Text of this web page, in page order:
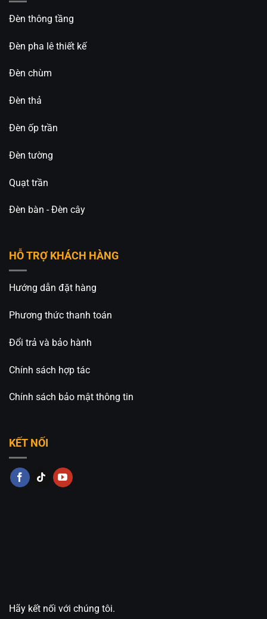
Đèn thông tầng
Đèn pha lê thiết kế
Đèn chùm
Đèn thả
Đèn ốp trần
Đèn tường
Quạt trần
Đèn bàn - Đèn cây
HỖ TRỢ KHÁCH HÀNG
Hướng dẫn đặt hàng
Phương thức thanh toán
Đổi trả và bảo hành
Chính sách hợp tác
Chính sách bảo mật thông tin
KẾT NỐI
Hãy kết nối với chúng tôi.